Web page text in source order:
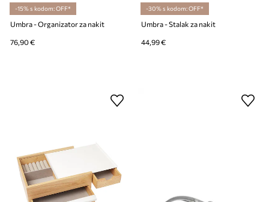
-15% s kodom: OFF*
Umbra - Organizator za nakit
76,90 €
-30% s kodom: OFF*
Umbra - Stalak za nakit
44,99 €